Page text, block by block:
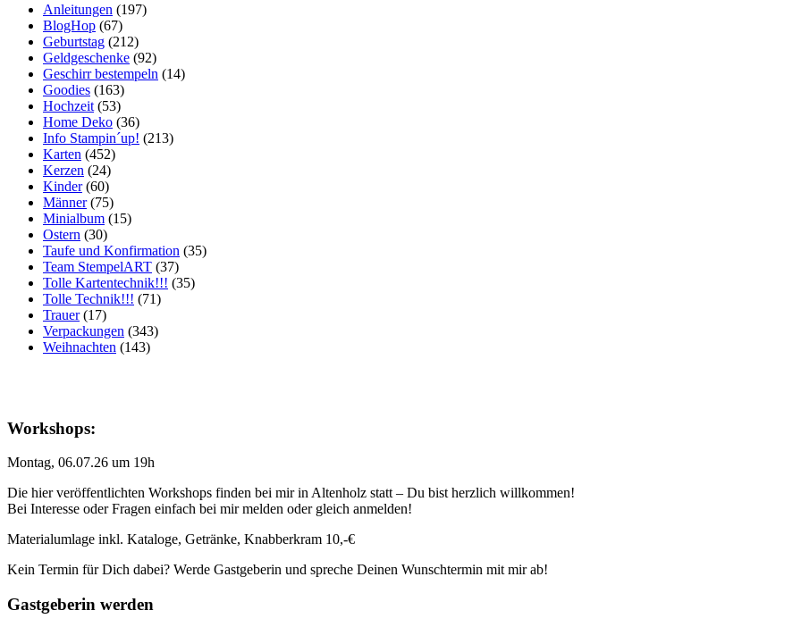
Anleitungen (197)
BlogHop (67)
Geburtstag (212)
Geldgeschenke (92)
Geschirr bestempeln (14)
Goodies (163)
Hochzeit (53)
Home Deko (36)
Info Stampin´up! (213)
Karten (452)
Kerzen (24)
Kinder(60)
Männer(75)
Minialbum (15)
Ostern (30)
Taufe und Konfirmation (35)
Team StempelART (37)
Tolle Kartentechnik!!! (35)
Tolle Technik!!! (71)
Trauer(17)
Verpackungen (343)
Weihnachten (143)
Workshops:
Montag, 06.07.26 um 19h
Die hier veröffentlichten Workshops finden bei mir in Altenholz statt – Du bist herzlich willkommen!
Bei Interesse oder Fragen einfach bei mir melden oder gleich anmelden!
Materialumlage inkl. Kataloge, Getränke, Knabberkram 10,-€
Kein Termin für Dich dabei? Werde Gastgeberin und spreche Deinen Wunschtermin mit mir ab!
Gastgeberin werden